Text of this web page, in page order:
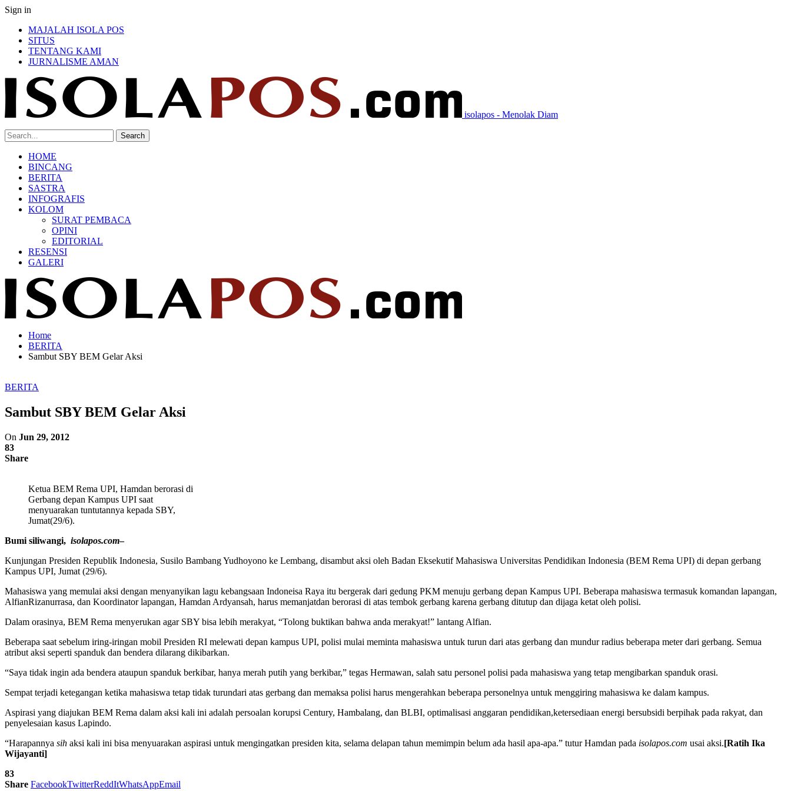
Sign in
MAJALAH ISOLA POS
SITUS
TENTANG KAMI
JURNALISME AMAN
isolapos - Menolak Diam
HOME
BINCANG
BERITA
SASTRA
INFOGRAFIS
KOLOM
SURAT PEMBACA
OPINI
EDITORIAL
RESENSI
GALERI
Home
BERITA
Sambut SBY BEM Gelar Aksi
BERITA
Sambut SBY BEM Gelar Aksi
On Jun 29, 2012
83
Share
Ketua BEM Rema UPI, Hamdan berorasi di
Gerbang depan Kampus UPI saat
menyuarakan tuntutannya kepada SBY,
Jumat(29/6).
Bumi siliwangi, isolapos.com–
Kunjungan Presiden Republik Indonesia, Susilo Bambang Yudhoyono ke Lembang, disambut aksi oleh Badan Eksekutif Mahasiswa Universitas Pendidikan Indonesia (BEM Rema UPI) di depan gerbang
Kampus UPI, Jumat (29/6).
Mahasiswa yang memulai aksi dengan menyanyikan lagu kebangsaan Indoneisa Raya itu bergerak dari gedung PKM menuju gerbang depan Kampus UPI. Beberapa mahasiswa termasuk komandan lapangan,
AlfianRizanurrasa, dan Koordinator lapangan, Hamdan Ardyansah, harus memanjatdan berorasi di atas tembok gerbang karena gerbang ditutup dan dijaga ketat oleh polisi.
Dalam orasinya, BEM Rema menyerukan agar SBY bisa lebih merakyat, “Tolong buktikan bahwa anda merakyat!” lantang Alfian.
Beberapa saat sebelum iring-iringan mobil Presiden RI melewati depan kampus UPI, polisi mulai meminta mahasiswa untuk turun dari atas gerbang dan mundur radius beberapa meter dari gerbang. Semua
atribut aksi seperti spanduk dan bendera dilarang dikibarkan.
“Saya tidak ingin ada bendera ataupun spanduk berkibar, hanya merah putih yang berkibar,” tegas Hermawan, salah satu personel polisi pada mahasiswa yang tetap mengibarkan spanduk orasi.
Sempat terjadi ketegangan ketika mahasiswa tetap tidak turundari atas gerbang dan memaksa polisi harus mengerahkan beberapa personelnya untuk menggiring mahasiswa ke dalam kampus.
Aspirasi yang diajukan BEM Rema dalam aksi kali ini adalah persoalan korupsi Century, Hambalang, dan BLBI, optimalisasi anggaran pendidikan,ketersediaan energi bersubsidi berpihak pada rakyat, dan
penyelesaian kasus Lapindo.
“Harapannya sih aksi kali ini bisa menyuarakan aspirasi untuk mengingatkan presiden kita, selama delapan tahun memimpin belum ada hasil apa-apa.” tutur Hamdan pada isolapos.com usai aksi.[Ratih Ika
Wijayanti]
83
Share FacebookTwitterReddItWhatsAppEmail